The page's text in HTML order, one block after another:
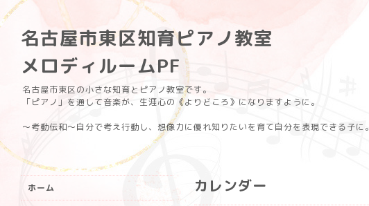
名古屋市東区知育ピアノ教室
メロディルームPF
名古屋市東区の小さな知育とピアノ教室です。
「ピアノ」を通して音楽が、生涯心の《よりどころ》になりますように。
〜考動伝和〜自分で考え行動し、想像力に優れ知りたいを育て自分を表現できる子に。
カレンダー
ホーム